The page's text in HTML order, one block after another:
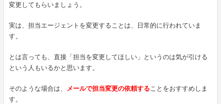
変更してもらいましょう。
実は、担当エージェントを変更することは、日常的に行われていま
す。
とは言っても、直接「担当を変更してほしい」というのは気が引ける
という人もいるかと思います。
そのような場合は、 メールで担当変更の依頼する ことをおすすめしま
す。